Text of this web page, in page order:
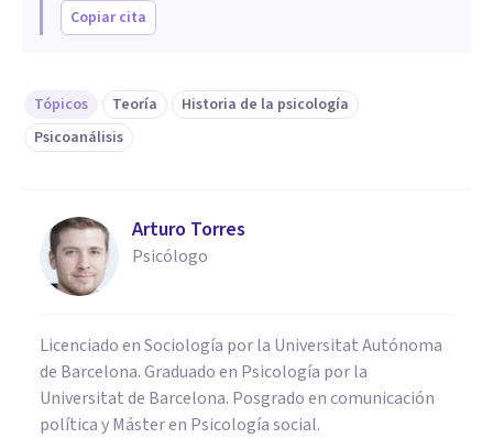
Copiar cita
Tópicos Teoría
Historia de la psicología
Psicoanálisis
Arturo Torres
Psicólogo
Licenciado en Sociología por la Universitat Autónoma
de Barcelona. Graduado en Psicología por la
Universitat de Barcelona. Posgrado en comunicación
política y Máster en Psicología social.